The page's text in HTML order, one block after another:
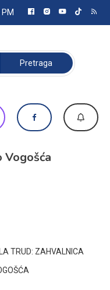
Pretraga:
Vogošća
TRUD: ZAHVALNICA